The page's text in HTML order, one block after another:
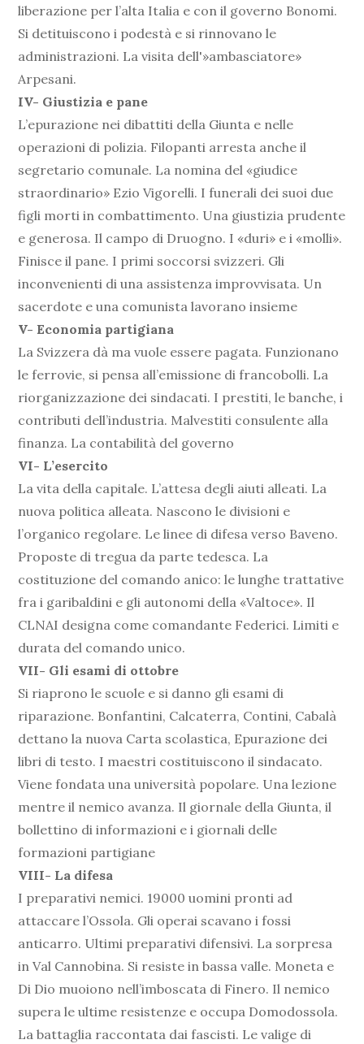
liberazione per l’alta Italia e con il governo Bonomi.
Si detituiscono i podestà e si rinnovano le
administrazioni. La visita dell'»ambasciatore»
Arpesani.
IV- Giustizia e pane
L’epurazione nei dibattiti della Giunta e nelle
operazioni di polizia. Filopanti arresta anche il
segretario comunale. La nomina del «giudice
straordinario» Ezio Vigorelli. I funerali dei suoi due
figli morti in combattimento. Una giustizia prudente
e generosa. Il campo di Druogno. I «duri» e i «molli».
Finisce il pane. I primi soccorsi svizzeri. Gli
inconvenienti di una assistenza improvvisata. Un
sacerdote e una comunista lavorano insieme
V- Economia partigiana
La Svizzera dà ma vuole essere pagata. Funzionano
le ferrovie, si pensa all’emissione di francobolli. La
riorganizzazione dei sindacati. I prestiti, le banche, i
contributi dell’industria. Malvestiti consulente alla
finanza. La contabilità del governo
VI- L’esercito
La vita della capitale. L’attesa degli aiuti alleati. La
nuova politica alleata. Nascono le divisioni e
l’organico regolare. Le linee di difesa verso Baveno.
Proposte di tregua da parte tedesca. La
costituzione del comando anico: le lunghe trattative
fra i garibaldini e gli autonomi della «Valtoce». Il
CLNAI designa come comandante Federici. Limiti e
durata del comando unico.
VII- Gli esami di ottobre
Si riaprono le scuole e si danno gli esami di
riparazione. Bonfantini, Calcaterra, Contini, Cabalà
dettano la nuova Carta scolastica, Epurazione dei
libri di testo. I maestri costituiscono il sindacato.
Viene fondata una università popolare. Una lezione
mentre il nemico avanza. Il giornale della Giunta, il
bollettino di informazioni e i giornali delle
formazioni partigiane
VIII- La difesa
I preparativi nemici. 19000 uomini pronti ad
attaccare l’Ossola. Gli operai scavano i fossi
anticarro. Ultimi preparativi difensivi. La sorpresa
in Val Cannobina. Si resiste in bassa valle. Moneta e
Di Dio muoiono nell’imboscata di Finero. Il nemico
supera le ultime resistenze e occupa Domodossola.
La battaglia raccontata dai fascisti. Le valige di